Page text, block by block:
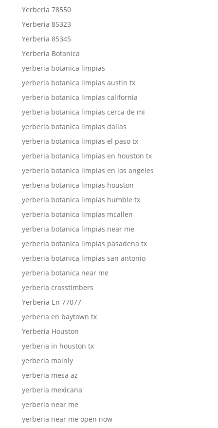
Yerberia 78550
Yerberia 85323
Yerberia 85345
Yerberia Botanica
yerberia botanica limpias
yerberia botanica limpias austin tx
yerberia botanica limpias california
yerberia botanica limpias cerca de mi
yerberia botanica limpias dallas
yerberia botanica limpias el paso tx
yerberia botanica limpias en houston tx
yerberia botanica limpias en los angeles
yerberia botanica limpias houston
yerberia botanica limpias humble tx
yerberia botanica limpias mcallen
yerberia botanica limpias near me
yerberia botanica limpias pasadena tx
yerberia botanica limpias san antonio
yerberia botanica near me
yerberia crosstimbers
Yerberia En 77077
yerberia en baytown tx
Yerberia Houston
yerberia in houston tx
yerberia mainly
yerberia mesa az
yerberia mexicana
yerberia near me
yerberia near me open now